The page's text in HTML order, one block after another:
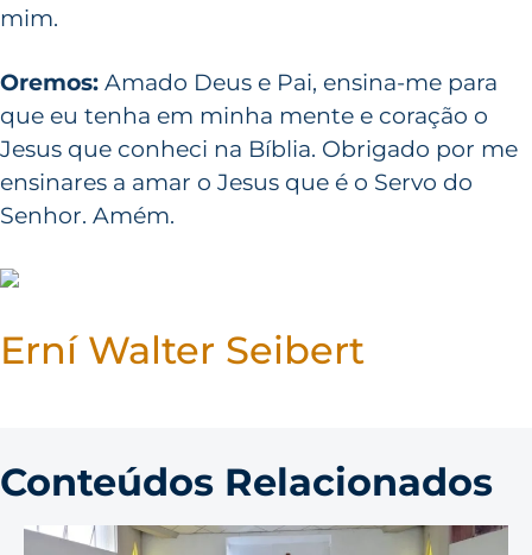
mim.
Oremos: Amado Deus e Pai, ensina-me para
que eu tenha em minha mente e coração o
Jesus que conheci na Bíblia. Obrigado por me
ensinares a amar o Jesus que é o Servo do
Senhor. Amém.
Erní Walter Seibert
Conteúdos Relacionados